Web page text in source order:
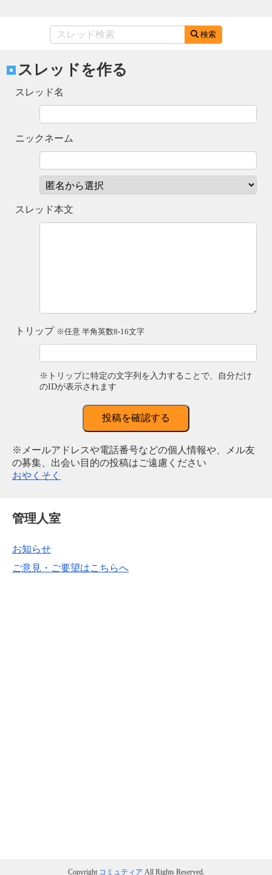
検索
スレッドを作る
スレッド名
ニックネーム
スレッド本文
トリップ ※任意 半角英数8-16文字
※トリップに特定の文字列を入力することで、自分だけ
のIDが表示されます
投稿を確認する
※メールアドレスや電話番号などの個人情報や、メル友
の募集、出会い目的の投稿はご遠慮ください
おやくそく
管理人室
お知らせ
ご意見・ご要望はこちらへ
Copyright コミュティア All Rights Reserved.